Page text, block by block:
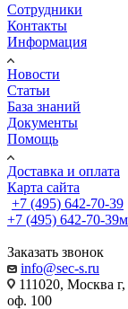
Сотрудники
Контакты
Информация
Новости
Статьи
База знаний
Документы
Помощь
Доставка и оплата
Карта сайта
+7 (495) 642-70-39
+7 (495) 642-70-39
Заказать звонок
info@sec-s.ru
111020, Москва
оф. 100